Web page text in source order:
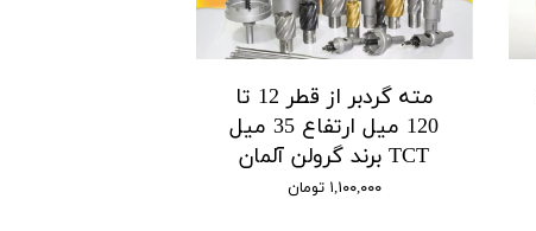
مته گردبر از قطر 12 تا
120 میل ارتفاع 35 میل
TCT برند گرولن آلمان
۱,۱۰۰,۰۰۰ تومان